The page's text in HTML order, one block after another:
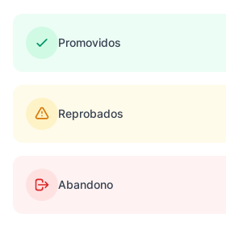
Promovidos
Reprobados
Abandono